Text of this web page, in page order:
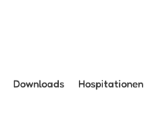
Downloads Hospitationen